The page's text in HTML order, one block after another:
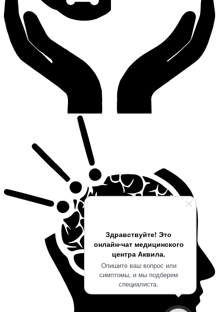
Здравствуйте! Это
онлайн-чат медицинского
центра Аквила.
Опишите ваш вопрос или
симптомы, и мы подберем
специалиста.